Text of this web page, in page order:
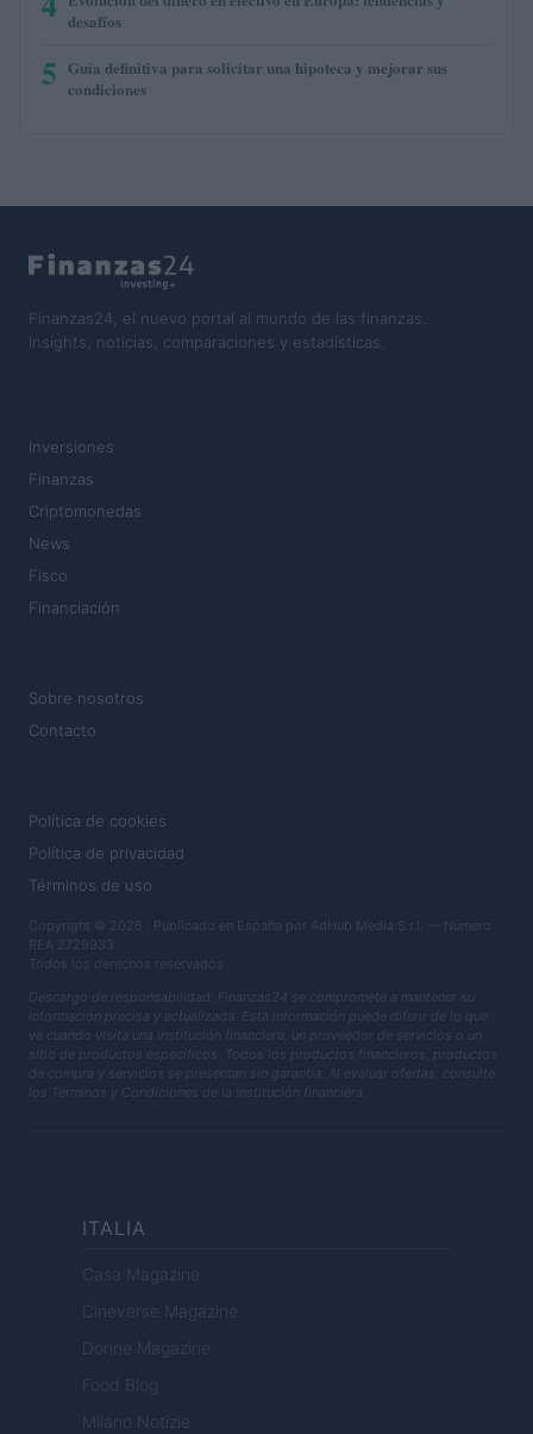
desafíos
5 Guía definitiva para solicitar una hipoteca y mejorar sus
condiciones
Finanzas24, el nuevo portal al mundo de las finanzas.
Insights, noticias, comparaciones y estadísticas.
Inversiones
Finanzas
Criptomonedas
News
Fisco
Financiación
Sobre nosotros
Contacto
Política de cookies
Política de privacidad
Términos de uso
Copyright © 2026 · Publicado en España por AdHub Media S.r.l. — Número
REA 2729933
Todos los derechos reservados
Descargo de responsabilidad: Finanzas24 se compromete a mantener su
información precisa y actualizada. Esta información puede diferir de lo que
ve cuando visita una institución financiera, un proveedor de servicios o un
sitio de productos específicos. Todos los productos financieros, productos
de compra y servicios se presentan sin garantía. Al evaluar ofertas, consulte
los Términos y Condiciones de la institución financiera.
ITALIA
Casa Magazine
Cineverse Magazine
Donne Magazine
Food Blog
Milano Notizie